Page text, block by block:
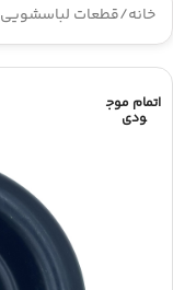
خانه/قطعات لباسشویی
اتمام موج
ودی